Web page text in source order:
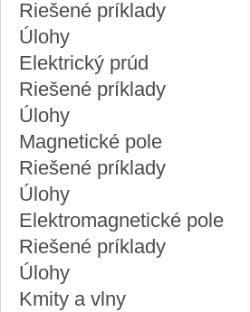
Riešené príklady
Úlohy
Elektrický prúd
Riešené príklady
Úlohy
Magnetické pole
Riešené príklady
Úlohy
Elektromagnetické pole
Riešené príklady
Úlohy
Kmity a vlny